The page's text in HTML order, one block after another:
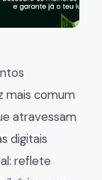
mais comum
atravessam
digitais
reflete